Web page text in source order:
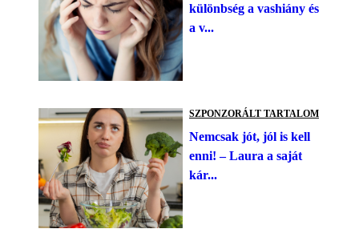
különbség a vashiány és
a v...
SZPONZORÁLT TARTALOM
Nemcsak jót, jól is kell
enni! – Laura a saját
kár...